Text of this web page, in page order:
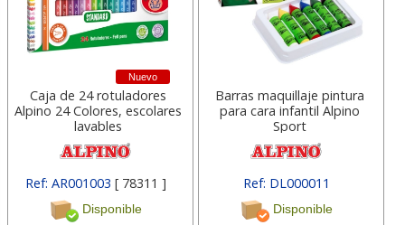
Nuevo
Caja de 24 rotuladores
Alpino 24 Colores, escolares
lavables
Ref: AR001003[ 78311 ]
Disponible
Barras maquillaje pintura
para cara infantil Alpino
Sport
Ref: DL000011
Disponible